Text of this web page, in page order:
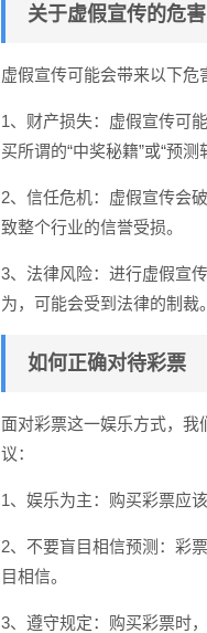
关于虚假宣传的危害
虚假宣传可能会带来以下危
1、财产损失：虚假宣传可
买所谓的“中奖秘籍”或“预测
2、信任危机：虚假宣传会
致整个行业的信誉受损。
3、法律风险：进行虚假宣
为，可能会受到法律的制裁。
如何正确对待彩票
面对彩票这一娱乐方式，我
议：
1、娱乐为主：购买彩票应
2、不要盲目相信预测：彩
目相信。
3、遵守规定：购买彩票时